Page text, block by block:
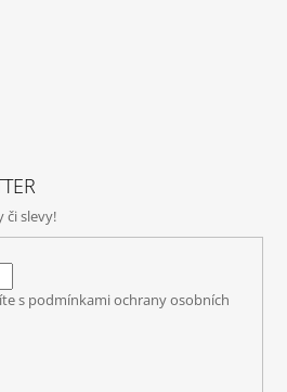
či slevy!
s podmínkami ochrany osobních